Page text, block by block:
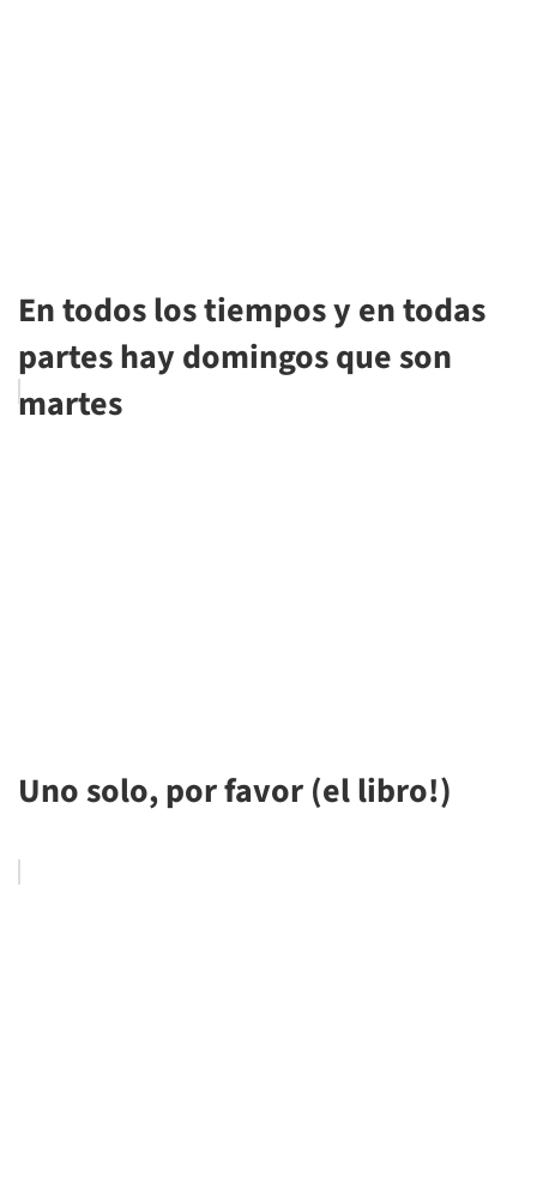
En todos los tiempos y en todas
partes hay domingos que son
martes
Uno solo, por favor (el libro!)